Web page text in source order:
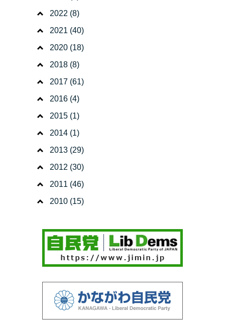
2022 (8)
2021 (40)
2020 (18)
2018 (8)
2017 (61)
2016 (4)
2015 (1)
2014 (1)
2013 (29)
2012 (30)
2011 (46)
2010 (15)